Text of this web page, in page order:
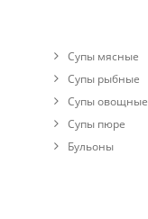
Супы мясные
Супы рыбные
Супы овощные
Cупы пюре
Бульоны